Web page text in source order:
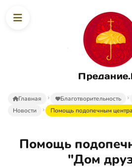
Главная Благотворительность
Новости
Помощь подопечным
Помощь
"Дом